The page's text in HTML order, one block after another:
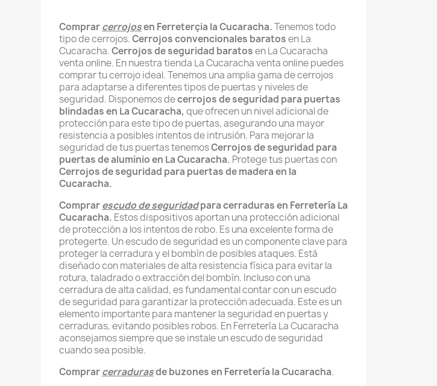
Comprarcerrojosen Ferreterçia la Cucaracha.Tenemos todo
tipo de cerrojos.Cerrojos convencionales baratosen La
Cucaracha.Cerrojos de seguridad baratosen La Cucaracha
venta online. En nuestra tienda La Cucaracha venta online puedes
comprar tu cerrojo ideal. Tenemos una amplia gama de cerrojos
para adaptarse a diferentes tipos de puertas y niveles de
seguridad. Disponemos decerrojos de seguridad para puertas
blindadas en La Cucaracha, queofrecen un nivel adicional de
protección para este tipo de puertas, asegurando una mayor
resistencia a posibles intentos de intrusión. Para mejorar la
seguridad de tus puertas tenemosCerrojos de seguridad para
puertas de aluminio en La Cucaracha. Protege tus puertas con
Cerrojos de seguridad para puertas de madera en la
Cucaracha.
Comprarescudo de seguridadpara cerraduras en Ferretería La
Cucaracha. Estos dispositivos aportan una protección adicional
de protección a los intentos de robo. Es una excelente forma de
protegerte. Un escudo de seguridad es un componente clave para
proteger la cerradura y el bombín de posibles ataques. Está
diseñado con materiales de alta resistencia física para evitar la
rotura, taladrado o extracción del bombín. Incluso con una
cerradura de alta calidad, es fundamental contar con un escudo
de seguridad para garantizar la protección adecuada. Este es un
elemento importante para mantener la seguridad en puertas y
cerraduras, evitando posibles robos. En Ferretería La Cucaracha
aconsejamos siempre que se instale un escudo de seguridad
cuando sea posible.
Comprarcerradurasde buzones en Ferretería la Cucaracha.